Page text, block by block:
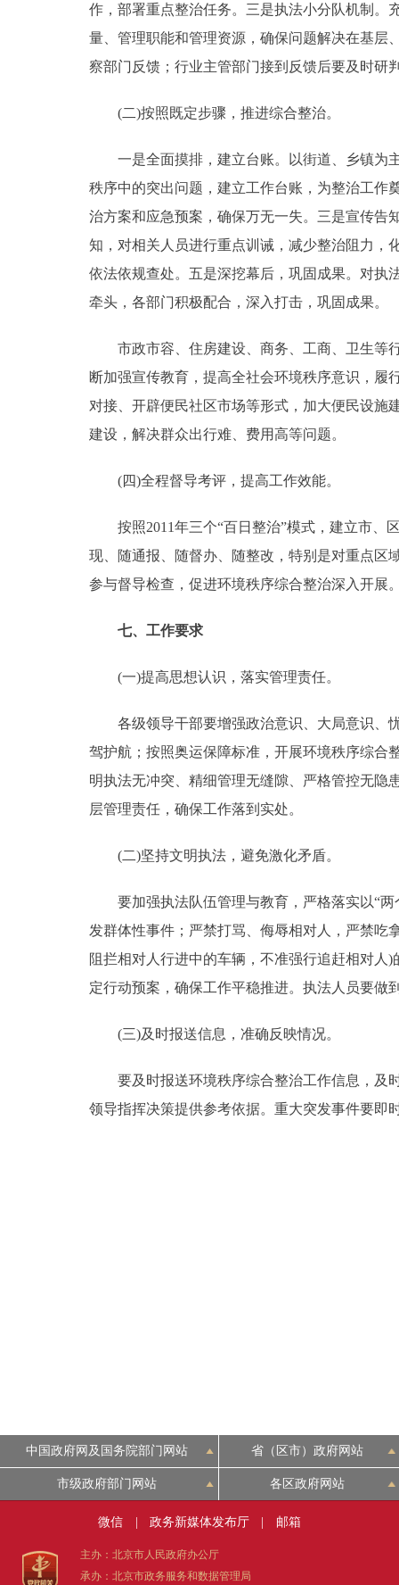
作，部署重点整治任务。三是执法小分队机制。
量、管理职能和管理资源，确保问题解决在基层
察部门反馈；行业主管部门接到反馈后要及时研
(二)按照既定步骤，推进综合整治。
一是全面摸排，建立台账。以街道、乡镇为主
秩序中的突出问题，建立工作台账，为整治工作
治方案和应急预案，确保万无一失。三是宣传告
知，对相关人员进行重点训诫，减少整治阻力，
依法依规查处。五是深挖幕后，巩固成果。对执
牵头，各部门积极配合，深入打击，巩固成果
市政市容、住房建设、商务、工商、卫生等行
断加强宣传教育，提高全社会环境秩序意识，
对接、开辟便民社区市场等形式，加大便民设施
建设，解决群众出行难、费用高等问题。
(四)全程督导考评，提高工作效能。
按照2011年三个“百日整治”模式，建立市、
现、随通报、随督办、随整改，特别是对重点区
参与督导检查，促进环境秩序综合整治深入开展
七、工作要求
(一)提高思想认识，落实管理责任。
各级领导干部要增强政治意识、大局意识、忧
驾护航；按照奥运保障标准，开展环境秩序综合
明执法无冲突、精细管理无缝隙、严格管控无隐
层管理责任，确保工作落到实处。
(二)坚持文明执法，避免激化矛盾。
要加强执法队伍管理与教育，严格落实以“两
发群体性事件；严禁打骂、侮辱相对人，严禁吃
阻拦相对人行进中的车辆，不准强行追赶相对人
定行动预案，确保工作平稳推进。执法人员要做
(三)及时报送信息，准确反映情况。
要及时报送环境秩序综合整治工作信息，及时
领导指挥决策提供参考依据。重大突发事件要即
中国政府网及国务院部门网站 省（区市）政府网站
市级政府部门网站 各区政府网站
微信 政务新媒体发布厅 邮箱
主办：北京市人民政府办公厅
承办：北京市政务服务和数据管理局